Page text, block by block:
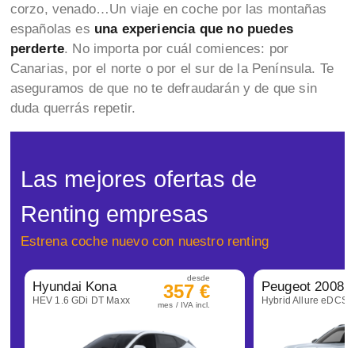
corzo, venado…Un viaje en coche por las montañas
españolas es una experiencia que no puedes
perderte. No importa por cuál comiences: por
Canarias, por el norte o por el sur de la Península. Te
aseguramos de que no te defraudarán y de que sin
duda querrás repetir.
Las mejores ofertas de
Renting empresas
Estrena coche nuevo con nuestro renting
Hyundai Kona
HEV 1.6 GDi DT Maxx
desde
357 €
mes / IVA incl.
Peugeot 2008
Hybrid Allure eDCS6